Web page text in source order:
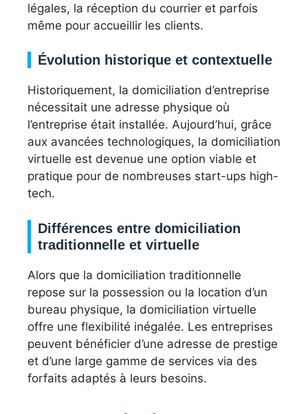
légales, la réception du courrier et parfois
même pour accueillir les clients.
Évolution historique et contextuelle
Historiquement, la domiciliation d’entreprise
nécessitait une adresse physique où
l’entreprise était installée. Aujourd’hui, grâce
aux avancées technologiques, la domiciliation
virtuelle est devenue une option viable et
pratique pour de nombreuses start-ups high-
tech.
Différences entre domiciliation
traditionnelle et virtuelle
Alors que la domiciliation traditionnelle
repose sur la possession ou la location d’un
bureau physique, la domiciliation virtuelle
offre une flexibilité inégalée. Les entreprises
peuvent bénéficier d’une adresse de prestige
et d’une large gamme de services via des
forfaits adaptés à leurs besoins.